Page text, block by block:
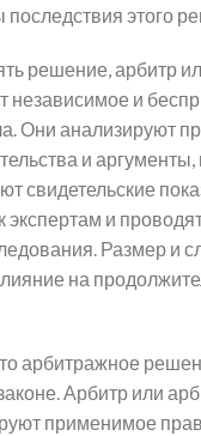
последствия этого
решение, арбитр
независимое и
Они анализируют
и
свидетельские
и
Размер и
на
арбитражное
Арбитр или
применимое